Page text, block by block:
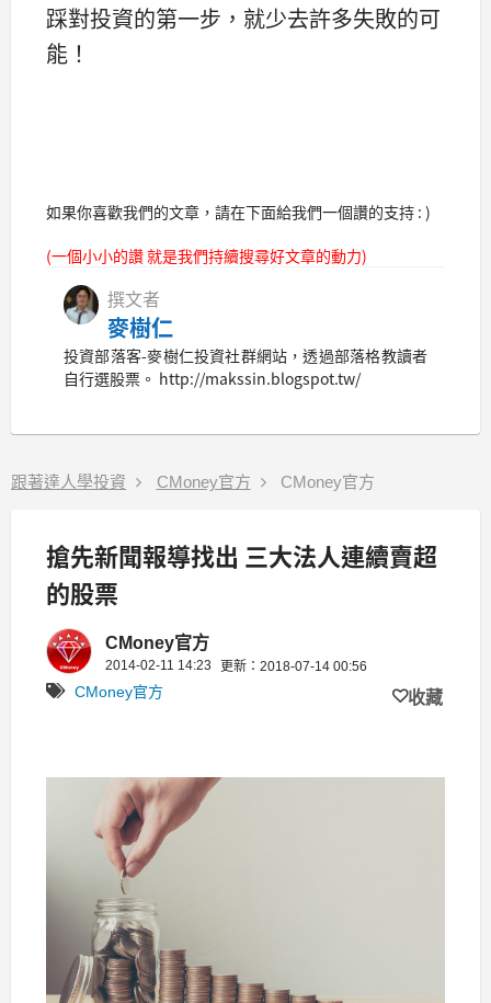
踩對投資的第一步，就少去許多失敗的可
能！
如果你喜歡我們的文章，請在下面給我們一個讚的支持 : )
(一個小小的讚 就是我們持續搜尋好文章的動力)
撰文者
麥樹仁
投資部落客-麥樹仁投資社群網站，透過部落格教讀者
自行選股票。 http://makssin.blogspot.tw/
跟著達人學投資 CMoney官方 CMoney官方
搶先新聞報導找出 三大法人連續賣超
的股票
CMoney官方
2014-02-11 14:23 更新：2018-07-14 00:56
CMoney官方 收藏